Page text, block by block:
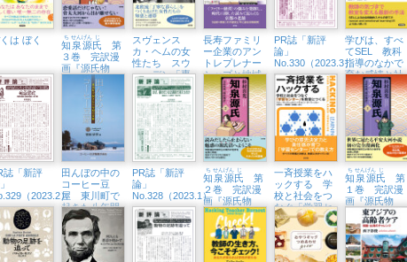
は ぼく 知
ち
泉
せん
源
げん
氏
じ
第
３巻 完訳漫
画『源氏物
スヴェンス
カ・ヘムの女
性たち スウ
ェーデン「専
業主婦の時
代」の始まり
と終わり
長寿ファミリ
ー企業のアン
トレプレナー
シップと地域
社会 時代を
超える京都ブ
ランド
PR誌「新評
論」
No.330（2023.3）
学びは、すべ
てSEL 教科
指導のなかで
育む感情と社
会性
誌「新評
（2023.2）
田んぼの中の
コーヒー豆
屋 東川町で
起きた八年間
の奇跡
PR誌「新評
論」
No.328（2023.1）
知
ち
泉
せん
源
げん
氏
じ
第
２巻 完訳漫
画『源氏物
語』
一斉授業をハ
ックする 学
校と社会をつ
なぐ「学習セ
ンター」を教
室につくる
知
ち
泉
せん
源
げん
氏
じ
第
１巻 完訳漫
画『源氏物
語』